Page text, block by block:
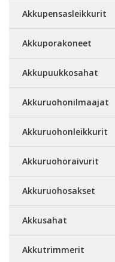
Akkupensasleikkurit
Akkuporakoneet
Akkupuukkosahat
Akkuruohonilmaajat
Akkuruohonleikkurit
Akkuruohoraivurit
Akkuruohosakset
Akkusahat
Akkutrimmerit